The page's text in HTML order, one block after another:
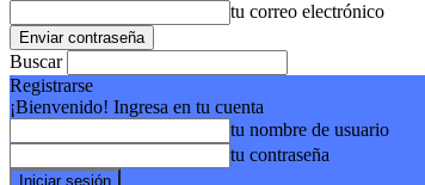
tu correo electrónico
Buscar
Registrarse
¡Bienvenido! Ingresa en tu cuenta
tu nombre de usuario
tu contraseña